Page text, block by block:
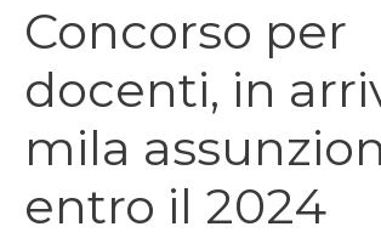
Concorso per
docenti, in
mila
entro il 2024